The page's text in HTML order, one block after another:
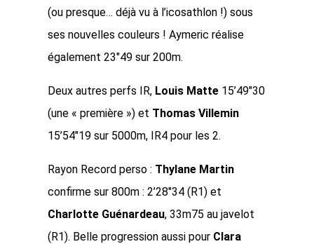
(ou presque… déjà vu à l’icosathlon !) sous
ses nouvelles couleurs ! Aymeric réalise
également 23″49 sur 200m.
Deux autres perfs IR, Louis Matte 15’49″30
(une « première ») et Thomas Villemin
15’54″19 sur 5000m, IR4 pour les 2.
Rayon Record perso : Thylane Martin
confirme sur 800m : 2’28″34 (R1) et
Charlotte Guénardeau, 33m75 au javelot
(R1). Belle progression aussi pour Clara